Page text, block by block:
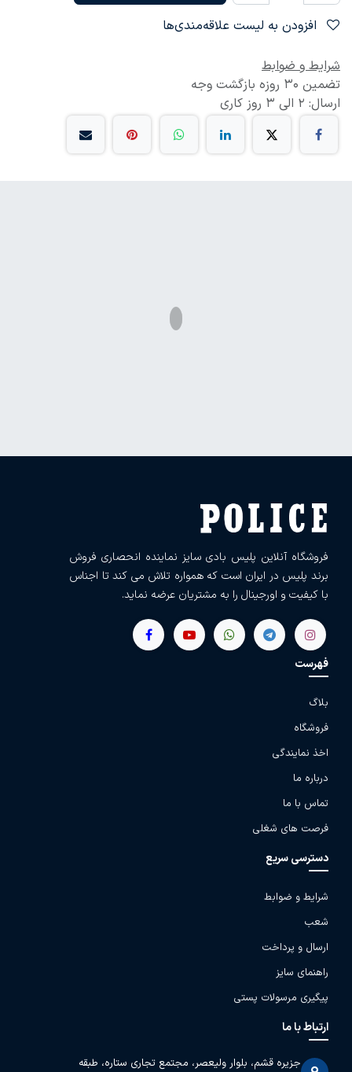
شرایط و ضوابط
تضمین 30 روزه بازگشت وجه
ارسال: 2 الی 3 روز کاری
فروشگاه آنلاین پلیس بادی سایز نماینده انحصاری فروش
برند پلیس در ایران است که همواره تلاش می کند تا اجناس
با کیفیت و اورجینال را به مشتریان عرضه نماید.
فهرست
بلاگ
فروشگاه
اخذ نمایندگی
درباره ما
تماس با ما
فرصت های شغلی
دسترسی سریع
شرایط و ضوابط
شعب
ارسال و پرداخت
راهنمای سایز
پیگیری مرسولات پستی
ارتباط با ما
جزیره قشم، بلوار ولیعصر، مجتمع تجاری ستاره، طبقه